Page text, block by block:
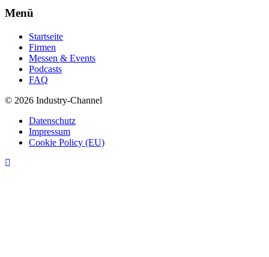
Menü
Startseite
Firmen
Messen & Events
Podcasts
FAQ
© 2026 Industry-Channel
Datenschutz
Impressum
Cookie Policy (EU)